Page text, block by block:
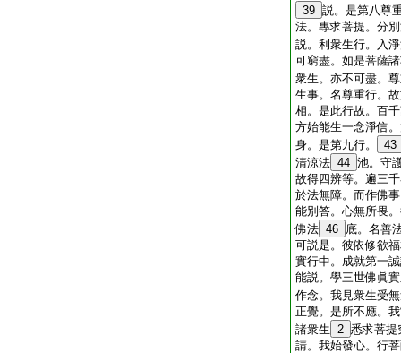
39 説。是第八尊
法。專求菩提。分
説。利衆生行。入
可窮盡。如是菩薩
衆生。亦不可盡。
生事。名尊重行。
相。是此行故。百
方始能生一念淨信
身。是第九行。
43
清涼法 44 池。守
故得四辨等。遍三
於法無障。而作佛
能別答。心無所畏
佛法 46 底。名善
可説是。彼依修欲
實行中。成就第一
能説。學三世佛眞
作念。我見衆生受
正覺。是所不應。
諸衆生 2 悉求菩提
請。我始發心。行